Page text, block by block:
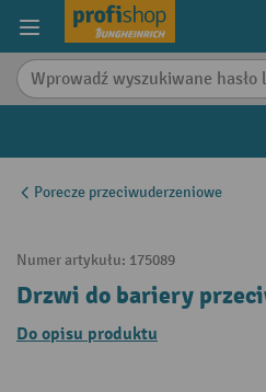
content
Porecze przeciwuderzeniowe
Numer artykułu: 175089
Drzwi do bariery
Do opisu produktu